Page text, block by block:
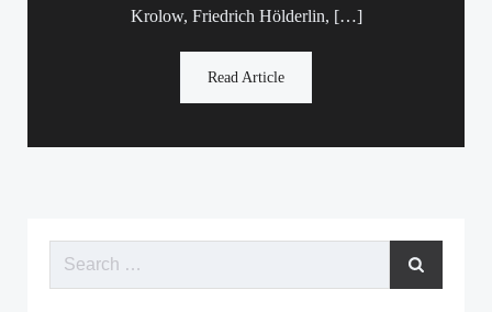
Krolow, Friedrich Hölderlin, […]
Read Article